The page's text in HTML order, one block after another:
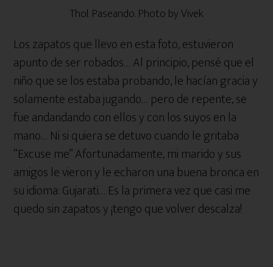
Thol. Paseando. Photo by Vivek
Los zapatos que llevo en esta foto, estuvieron
apunto de ser robados… Al principio, pensé que el
niño que se los estaba probando, le hacían gracia y
solamente estaba jugando… pero de repente, se
fue andandando con ellos y con los suyos en la
mano… Ni si quiera se detuvo cuando le gritaba
“Excuse me” Afortunadamente, mi marido y sus
amigos le vieron y le echaron una buena bronca en
su idioma: Gujarati… Es la primera vez que casi me
quedo sin zapatos y ¡tengo que volver descalza!